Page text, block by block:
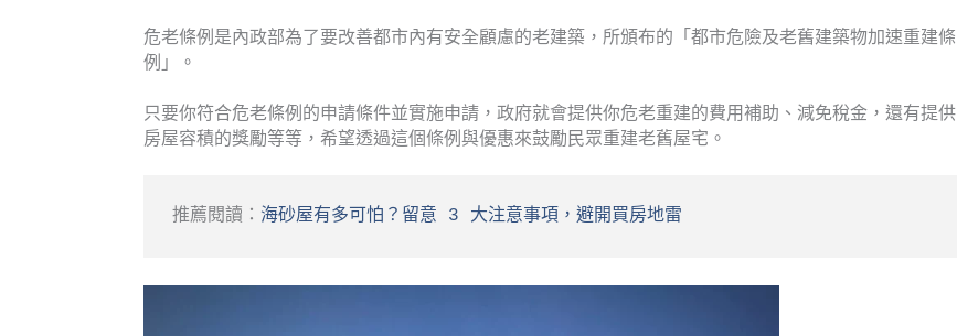
危老條例是內政部為了要改善都市內有安全顧慮的老建築，所頒布的「都市危險及老舊建築物加速重建條
例」。
只要你符合危老條例的申請條件並實施申請，政府就會提供你危老重建的費用補助、減免稅金，還有提供
房屋容積的獎勵等等，希望透過這個條例與優惠來鼓勵民眾重建老舊屋宅。
推薦閱讀： 海砂屋有多可怕？留意 3 大注意事項，避開買房地雷